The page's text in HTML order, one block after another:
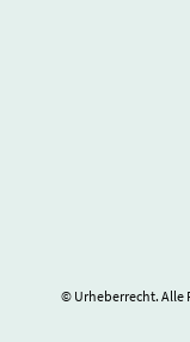
© Urheberrecht. Alle